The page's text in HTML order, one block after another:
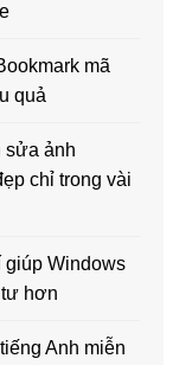
mã
quả
sửa ảnh
chỉ trong vài
giúp Windows
hơn
Anh miễn